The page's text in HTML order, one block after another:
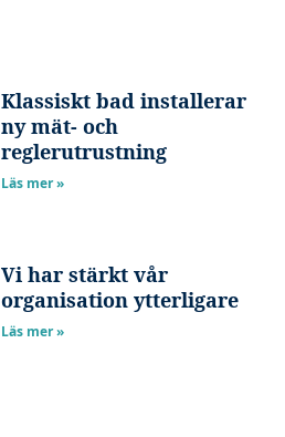
Klassiskt bad installerar
ny mät- och
reglerutrustning
Läs mer »
Vi har stärkt vår
organisation ytterligare
Läs mer »